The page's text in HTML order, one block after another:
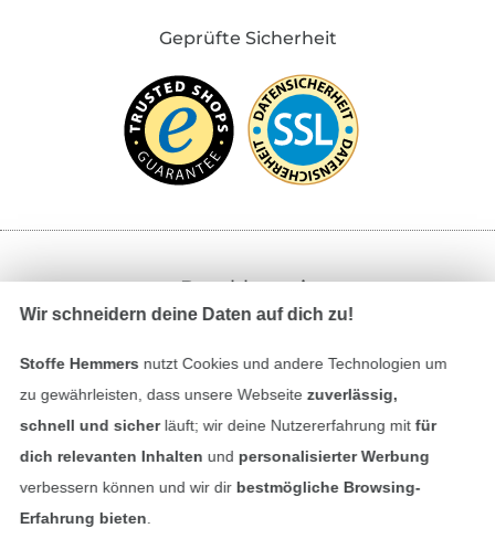
Geprüfte Sicherheit
Bezahlen mit
Unsere Versandpartner
Wir schneidern deine Daten auf dich zu!
Stoffe Hemmers nutzt Cookies und andere Technologien um
zu gewährleisten, dass unsere Webseite zuverlässig,
schnell und sicherläuft; wir deine Nutzererfahrung mitfür
dich relevanten Inhalten und personalisierter Werbung
verbessern können und wir dir bestmögliche Browsing-
Erfahrung bieten